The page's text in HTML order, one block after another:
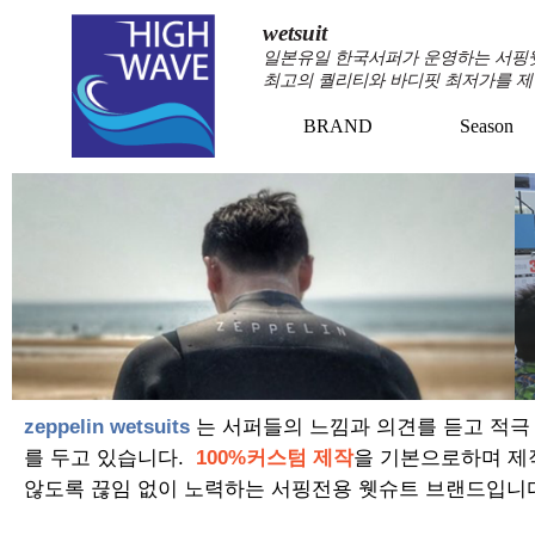
wetsuit
일본유일 한국서퍼가 운영하는 서
최고의 퀄리티와 바디핏 최저가를
BRAND Season
zeppelin wetsuits 는 서퍼들의 느낌과 의견를 듣고 적
를 두고 있습니다. 100%커스텀 제작을 기본으로하며
않도록 끊임 없이 노력하는 서핑전용 웻슈트 브랜드입니